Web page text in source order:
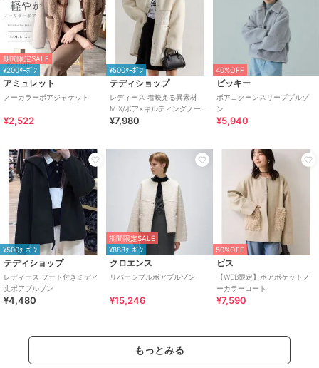
期間限定SALE
¥200ｸｰﾎﾟﾝ
アミュレット
ノーカラーボアジャケット
¥2,522
¥500ｸｰﾎﾟﾝ
テディショップ
レディース 着映える異素材
MIX/ボア×キルティングノーカ
ラーコート
¥7,980
40%OFF
ビッキー
ボアコクーンスリーブブルゾ
ン
¥5,940
¥500ｸｰﾎﾟﾝ
テディショップ
レディース フード付きミディ
丈ボアブルゾン
¥4,480
期間限定SALE
¥888ｸｰﾎﾟﾝ
クロエンス
リバーシブルボアブルゾン
¥15,246
50%OFF
ビス
【WEB限定】ボアポケットノ
ーカラーコート
¥7,590
もっとみる